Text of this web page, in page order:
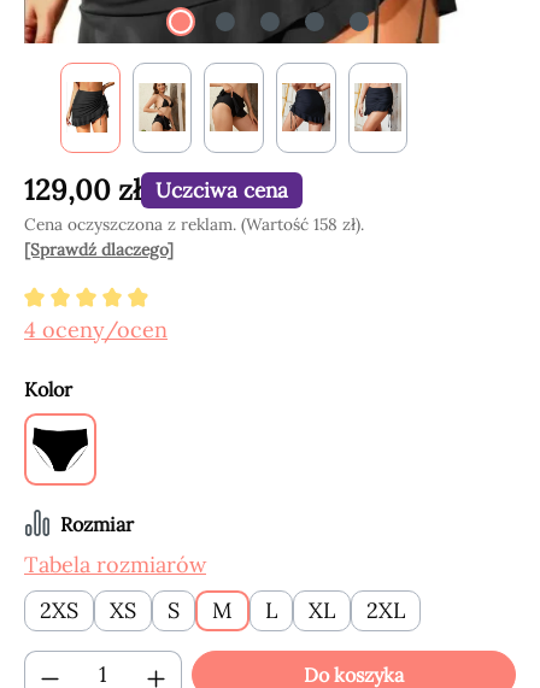
129,00 zł Uczciwa cena
Cena oczyszczona z reklam. (Wartość 158 zł).
[Sprawdź dlaczego]
Średnia ocena 4.97 z 5 gwiazdek
4 oceny/ocen
Wybierz
Kolor
Black
Wybierz
Rozmiar
Tabela rozmiarów
2XS
XS S M L XL 2XL
Ilość produktu: Wprowadź żądaną ilość
Do koszyka